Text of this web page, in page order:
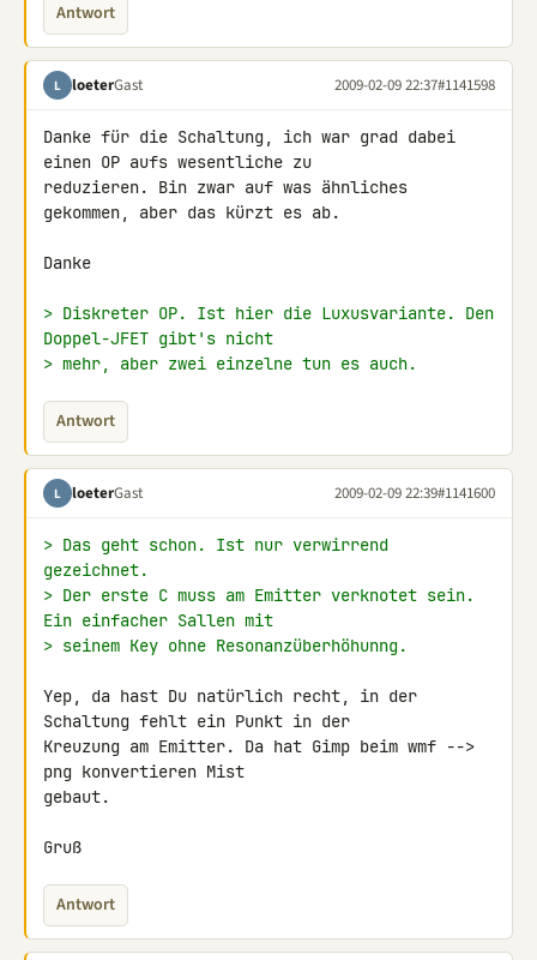
Antwort
L loeterGast 2009-02-09 22:37#1141598
Danke für die Schaltung, ich war grad dabei
einen OP aufs wesentliche zu
reduzieren. Bin zwar auf was ähnliches
gekommen, aber das kürzt es ab.
Danke
> Diskreter OP. Ist hier die Luxusvariante. Den
Doppel-JFET gibt's nicht
> mehr, aber zwei einzelne tun es auch.
Antwort
L loeterGast 2009-02-09 22:39#1141600
> Das geht schon. Ist nur verwirrend
gezeichnet.
> Der erste C muss am Emitter verknotet sein.
Ein einfacher Sallen mit
> seinem Key ohne Resonanzüberhöhunng.
Yep, da hast Du natürlich recht, in der
Schaltung fehlt ein Punkt in der
Kreuzung am Emitter. Da hat Gimp beim wmf -->
png konvertieren Mist
gebaut.
Gruß
Antwort